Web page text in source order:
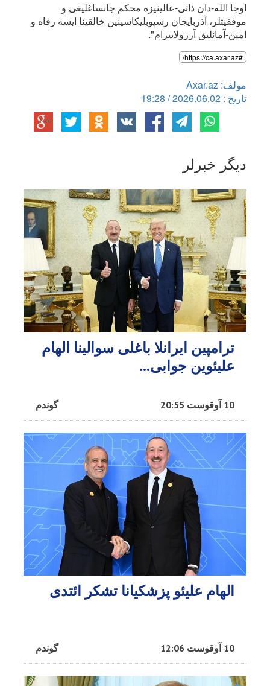
اوجا الله‌-دان ذاتی-عالینیزه محکم جانساغلیغی و
موفقیتلر، آذربایجان رسپوبلیکاسینین خالقینا ایسه رفاه و
امین-آمانلیق آرزولاییرام".
#https://ca.axar.az/
مولف: Axar.az
تاریخ : 2026.06.02 / 19:28
دیگر خبرلر
ترامپین ایرانلا باغلی سوالینا الهام
علیئوین جوابی...
گوندم 10 آوقوست 20:55
الهام علیئو پزشکیانا تشکر ائتدی
گوندم 10 آوقوست 12:06